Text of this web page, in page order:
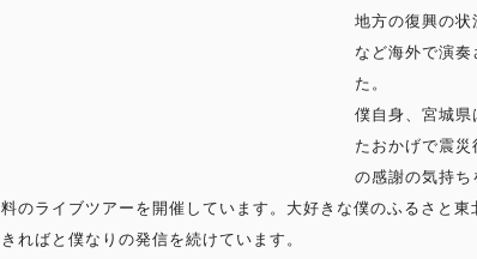
地方の復興の
など海外で演
た。
僕自身、宮城
たおかげで震
の感謝の気持
料のライブツアーを開催しています。大好きな僕のふるさと
きればと僕なりの発信を続けています。